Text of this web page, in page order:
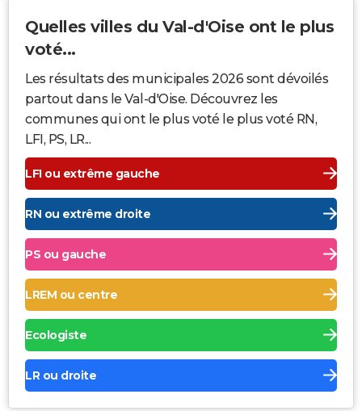
Quelles villes du Val-d'Oise ont le plus
voté...
Les résultats des municipales 2026 sont dévoilés
partout dans le Val-d'Oise. Découvrez les
communes qui ont le plus voté le plus voté RN,
LFI, PS, LR...
LFI ou extrême gauche
RN ou extrême droite
PS ou gauche
LREM ou centre
Ecologiste
LR ou droite